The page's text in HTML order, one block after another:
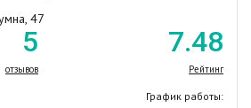
47
5
отзывов
7.48
Рейтинг
График работы: